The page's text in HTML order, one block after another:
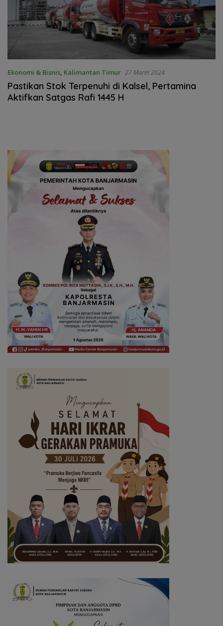
Ekonomi & Bisnis, Kalimantan Timur 27 Maret 2024
Pastikan Stok Terpenuhi di Kalsel, Pertamina
Aktifkan Satgas Rafi 1445 H